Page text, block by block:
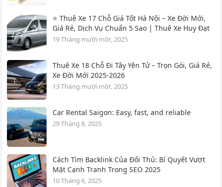
⭐ Thuê Xe 17 Chỗ Giá Tốt Hà Nội – Xe Đời Mới,
Giá Rẻ, Dịch Vụ Chuẩn 5 Sao | Thuê Xe Huy Đạt
19 Tháng mười một, 2025
Thuê Xe 18 Chỗ Đi Tây Yên Tử – Trọn Gói, Giá Rẻ,
Xe Đời Mới 2025-2026
13 Tháng mười một, 2025
Car Rental Saigon: Easy, fast, and reliable
29 Tháng 8, 2025
Cách Tìm Backlink Của Đối Thủ: Bí Quyết Vượt
Mặt Cạnh Tranh Trong SEO 2025
10 Tháng 6, 2025